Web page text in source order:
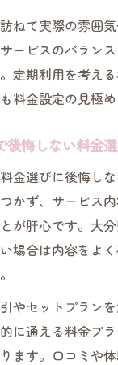
ねて実際の雰囲
ービスのバラン
定期利用を考え
料金設定の見極め
後悔しない料金
金選びに後悔し
かず、サービス
が肝心です。大
場合は内容をよ
やセットプランを
に通える料金プラ
ます。口コミや